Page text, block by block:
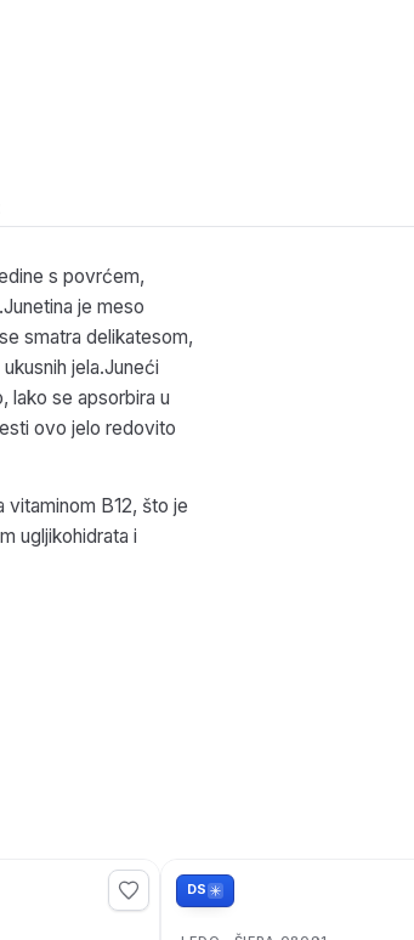
s povrćem,
je meso
smatra delikatesom,
jela.Juneći
lako se apsorbira u
ovo jelo redovito
vitaminom B12, što je
ugljikohidrata i
DS